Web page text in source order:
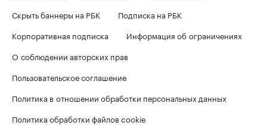
Скрыть баннеры на РБК
Подписка на РБК
Корпоративная подписка
Информация об ограничениях
О соблюдении авторских прав
Пользовательское соглашение
Политика в отношении обработки персональных данных
Политика обработки файлов cookie